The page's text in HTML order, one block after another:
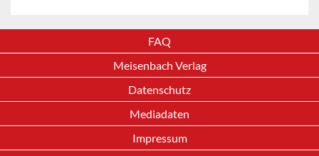
FAQ
Meisenbach Verlag
Datenschutz
Mediadaten
Impressum